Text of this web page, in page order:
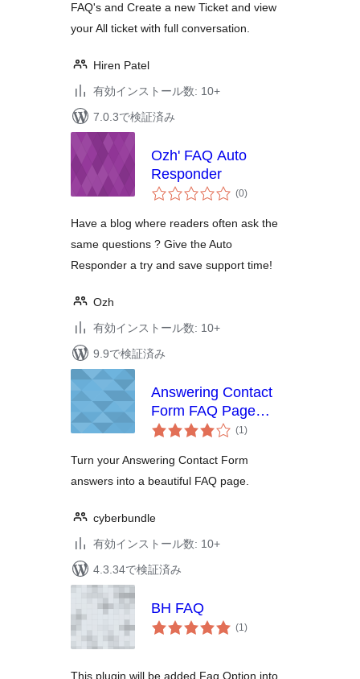
FAQ's and Create a new Ticket and view
your All ticket with full conversation.
Hiren Patel
有効インストール数: 10+
7.0.3で検証済み
Ozh' FAQ Auto
Responder
(0個
の)
Have a blog where readers often ask the
same questions ? Give the Auto
Responder a try and save support time!
Ozh
有効インストール数: 10+
9.9で検証済み
Answering Contact
Form FAQ Page
Add-on
(1個
の)
Turn your Answering Contact Form
answers into a beautiful FAQ page.
cyberbundle
有効インストール数: 10+
4.3.34で検証済み
BH FAQ
(1個
の)
This plugin will be added Faq Option into